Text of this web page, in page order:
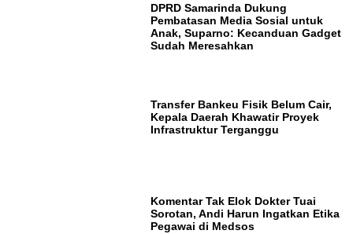
DPRD Samarinda Dukung
Pembatasan Media Sosial untuk
Anak, Suparno: Kecanduan Gadget
Sudah Meresahkan
Transfer Bankeu Fisik Belum Cair,
Kepala Daerah Khawatir Proyek
Infrastruktur Terganggu
Komentar Tak Elok Dokter Tuai
Sorotan, Andi Harun Ingatkan Etika
Pegawai di Medsos